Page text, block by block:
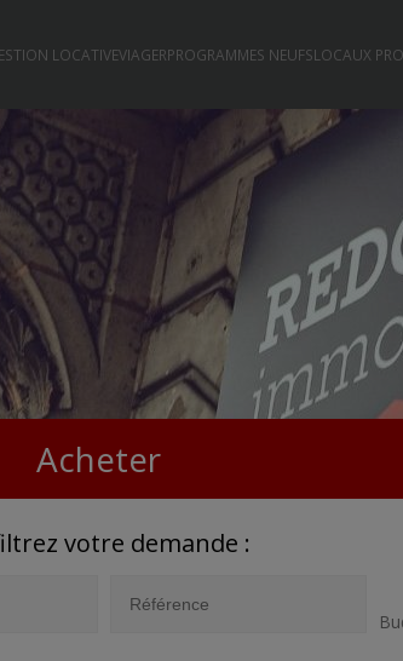
LOCATIVEVIAGERPROGRAMMES NEUFSLOCAUX
Acheter
votre demande :